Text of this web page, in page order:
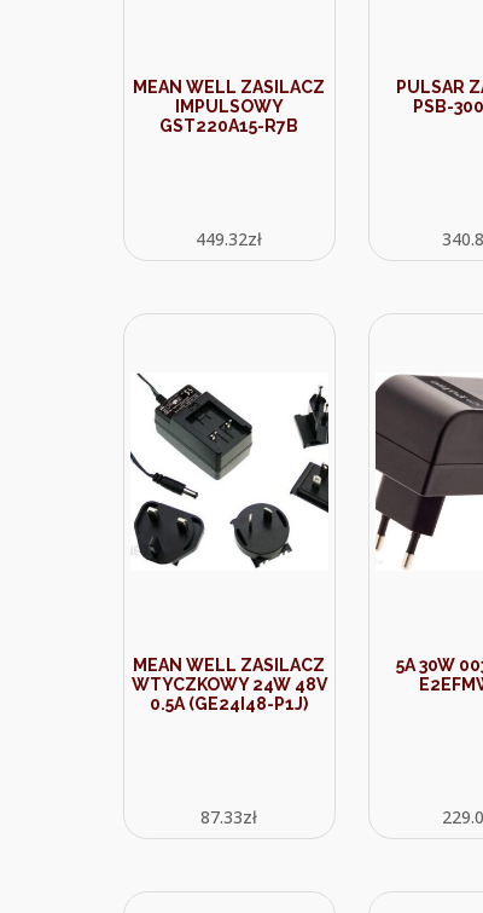
MEAN WELL ZASILACZ
IMPULSOWY
GST220A15-R7B
449.32zł
PULSAR
PSB-
MEAN WELL ZASILACZ
WTYCZKOWY 24W 48V
0.5A (GE24I48-P1J)
87.33zł
5A 30W